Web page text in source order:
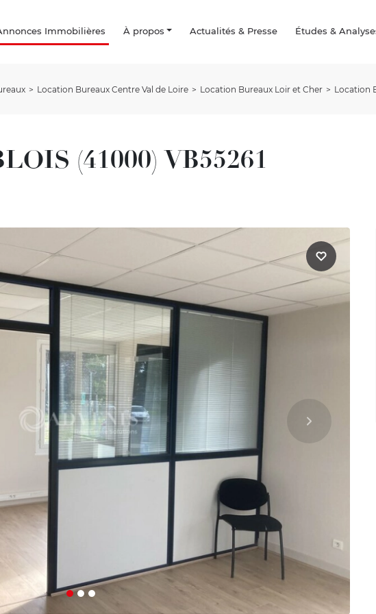
Immobilières À propos Actualités & Presse Études &
Location Bureaux Centre Val de Loire Location Bureaux Loir et Cher Location
(41000) VB55261